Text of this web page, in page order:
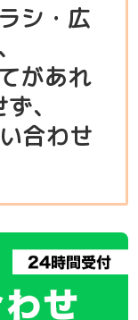
シ・広
があれ
、
合わせ